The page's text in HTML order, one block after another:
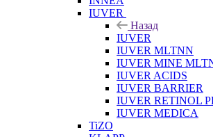
IUVER
Назад
IUVER
IUVER MLTNN
IUVER MINE
IUVER ACIDS
IUVER BARRIER
IUVER RETINOL
IUVER MEDICA
TiZO